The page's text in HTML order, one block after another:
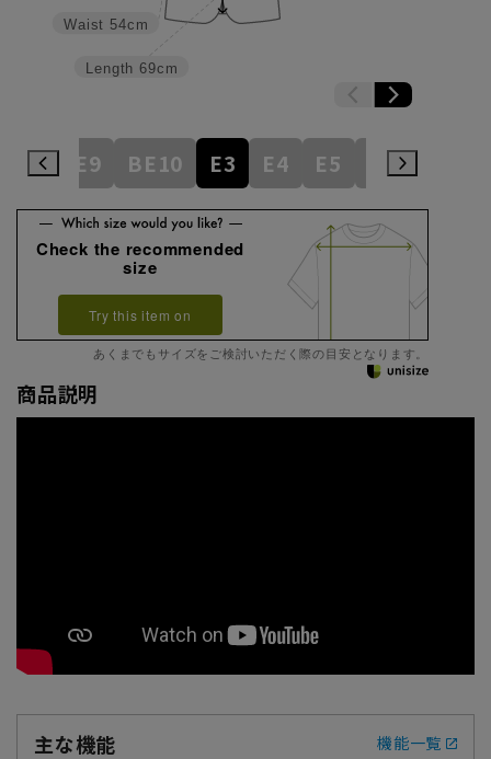
Length 69cm
Waist 54cm
BE9 BE10 E3 E4 E5 E6
Check the recommended
size
Try this item on
あくまでもサイズをご検討いただく際の目安となります。
商品説明
主な機能 機能一覧